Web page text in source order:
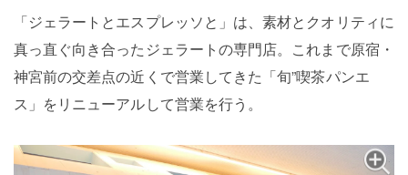
「ジェラートとエスプレッソと」は、素材とクオリティに
真っ直ぐ向き合ったジェラートの専門店。これまで原宿・
神宮前の交差点の近くで営業してきた「旬”喫茶パンエ
ス」をリニューアルして営業を行う。